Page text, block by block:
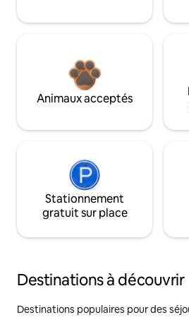
Animaux acceptés
Stationnement
gratuit sur place
Destinations à découvrir
Destinations populaires pour des